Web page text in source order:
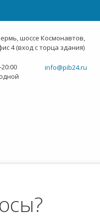
шоссе Космонавтов,
4 (вход с торца здания)
info@pib24.ru